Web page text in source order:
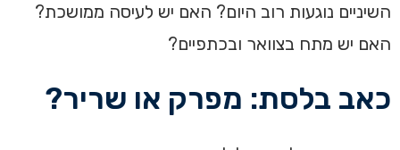
השיניים נוגעות רוב היום? האם יש לעיסה ממושכת?
האם יש מתח בצוואר ובכתפיים?
כאב בלסת: מפרק או שריר?